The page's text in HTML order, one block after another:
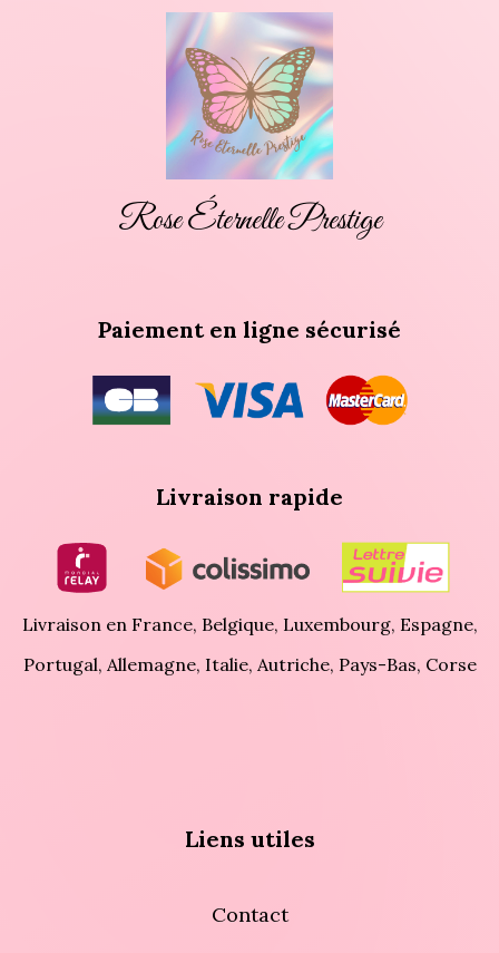
Rose Éternelle Prestige
Paiement en ligne sécurisé
Livraison rapide
Livraison en France, Belgique, Luxembourg, Espagne,
Portugal, Allemagne, Italie, Autriche, Pays-Bas, Corse
Liens utiles
Contact